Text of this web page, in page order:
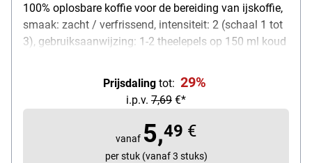
100% oplosbare koffie voor de bereiding van ijskoffie,
smaak: zacht / verfrissend, intensiteit: 2 (schaal 1 tot
3), gebruiksaanwijzing: 1-2 theelepels op 150 ml koud
draaisluiting, leveringsomvang: 1 glas oploskoffie (95
Prijsdaling tot: 29%
i.p.v. 7,69 €*
vanaf 5,49 €
per stuk (vanaf 3 stuks)